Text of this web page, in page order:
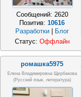
Сообщений: 2620
Позитив:10616
Разработки
Блог
Статус: Оффлайн
ромашка5975
Елена Владимировна Щербакова
(русский язык, литература)